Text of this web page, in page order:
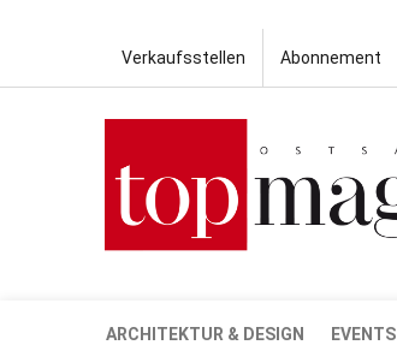
Verkaufsstellen Abonnement
ARCHITEKTUR & DESIGN EVENTS